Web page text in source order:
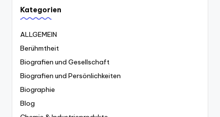
Kategorien
ALLGEMEIN
Berühmtheit
Biografien und Gesellschaft
Biografien und Persönlichkeiten
Biographie
Blog